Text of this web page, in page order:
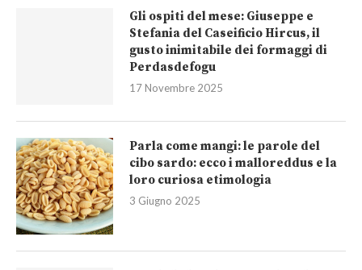
Gli ospiti del mese: Giuseppe e
Stefania del Caseificio Hircus, il
gusto inimitabile dei formaggi di
Perdasdefogu
17 Novembre 2025
Parla come mangi: le parole del
cibo sardo: ecco i malloreddus e la
loro curiosa etimologia
3 Giugno 2025